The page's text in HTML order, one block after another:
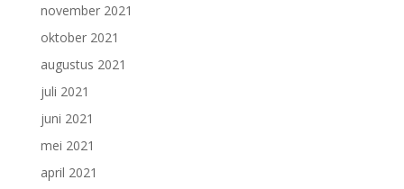
november 2021
oktober 2021
augustus 2021
juli 2021
juni 2021
mei 2021
april 2021